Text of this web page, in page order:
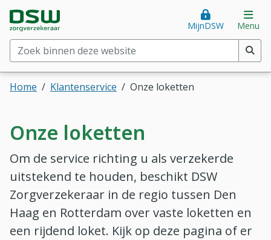
Direct naar hoofdinhoud
Direct naar hoofdmenuDSW Zorgverzekeraar. Goed voor je.
Zoek binnen deze website(min. 2 tekens)
MijnDSW Menu
Home Klantenservice Onze loketten
Onze loketten
Om de service richting u als verzekerde
uitstekend te houden, beschikt DSW
Zorgverzekeraar in de regio tussen Den
Haag en Rotterdam over vaste loketten en
een rijdend loket. Kijk op deze pagina of er